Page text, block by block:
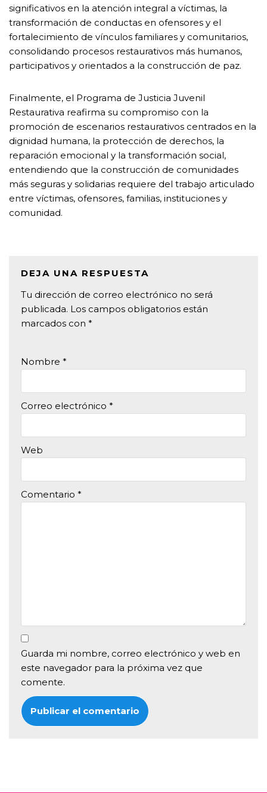
significativos en la atención integral a víctimas, la
transformación de conductas en ofensores y el
fortalecimiento de vínculos familiares y comunitarios,
consolidando procesos restaurativos más humanos,
participativos y orientados a la construcción de paz.
Finalmente, el Programa de Justicia Juvenil
Restaurativa reafirma su compromiso con la
promoción de escenarios restaurativos centrados en la
dignidad humana, la protección de derechos, la
reparación emocional y la transformación social,
entendiendo que la construcción de comunidades
más seguras y solidarias requiere del trabajo articulado
entre víctimas, ofensores, familias, instituciones y
comunidad.
DEJA UNA RESPUESTA
Tu dirección de correo electrónico no será
publicada. Los campos obligatorios están
marcados con *
Nombre *
Correo electrónico *
Web
Comentario *
Guarda mi nombre, correo electrónico y web en
este navegador para la próxima vez que
comente.